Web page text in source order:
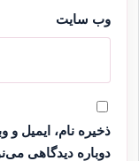
وب‌ سایت
ذخیره نام، ایمیل
دوباره دیدگاهی